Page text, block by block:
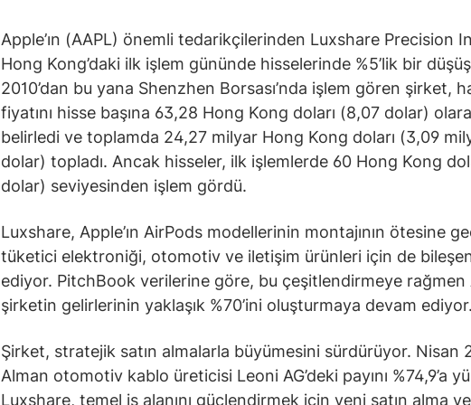
Apple’ın (AAPL) önemli tedarikçilerinden Luxshare Precision
Hong Kong’daki ilk işlem gününde hisselerinde %5’lik bir
2010’dan bu yana Shenzhen Borsası’nda işlem gören şirket,
fiyatını hisse başına 63,28 Hong Kong doları (8,07 dolar)
belirledi ve toplamda 24,27 milyar Hong Kong doları (3,09
dolar) topladı. Ancak hisseler, ilk işlemlerde 60 Hong Kong
dolar) seviyesinden işlem gördü.
Luxshare, Apple’ın AirPods modellerinin montajının ötesine
tüketici elektroniği, otomotiv ve iletişim ürünleri için de
ediyor. PitchBook verilerine göre, bu çeşitlendirmeye rağmen
şirketin gelirlerinin yaklaşık %70’ini oluşturmaya devam
Şirket, stratejik satın almalarla büyümesini sürdürüyor. Nisan
Alman otomotiv kablo üreticisi Leoni AG’deki payını %74,9’a
Luxshare, temel iş alanını güçlendirmek için yeni satın alma